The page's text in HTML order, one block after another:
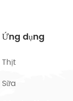
Ứng dụng
Thịt
Sữa